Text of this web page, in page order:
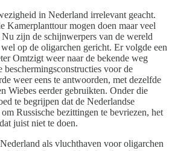
in Nederland irrelevant geacht.
Kamerplanttour mogen doen maar veel
zijn de schijnwerpers van de wereld
op de oligarchen gericht. Er volgde een
Omtzigt weer naar de bekende weg
beschermingsconstructies voor de
weer eens te antwoorden, met dezelfde
Wiebes eerder gebruikten. Onder die
te begrijpen dat de Nederlandse
Russische bezittingen te bevriezen, het
juist niet te doen.
als vluchthaven voor oligarchen